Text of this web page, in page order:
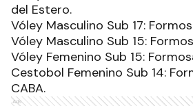
del Estero.
Vóley Masculino Sub 17:
Vóley Masculino Sub 15:
Vóley Femenino Sub 15:
Cestobol Femenino Sub 14:
CABA.
Ads